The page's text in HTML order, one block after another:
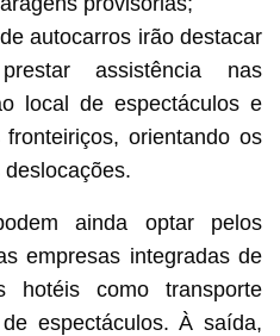
autocarros irão destacar
assistência nas
local de espectáculos e
orientando os
ainda optar pelos
empresas integradas de
como transporte
espectáculos. À saída,